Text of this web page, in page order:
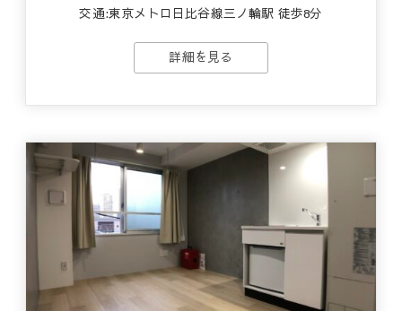
交通:東京メトロ日比谷線三ノ輪駅 徒歩8分
詳細を見る